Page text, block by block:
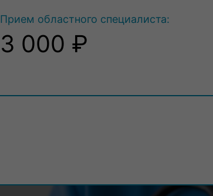
Прием областного специалиста:
3 000 ₽